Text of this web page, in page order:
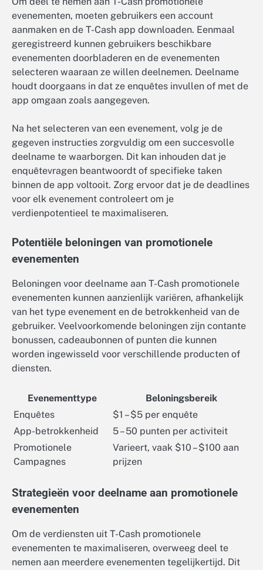
evenementen, moeten gebruikers een account
aanmaken en de T-Cash app downloaden. Eenmaal
geregistreerd kunnen gebruikers beschikbare
evenementen doorbladeren en de evenementen
selecteren waaraan ze willen deelnemen. Deelname
houdt doorgaans in dat ze enquêtes invullen of met de
app omgaan zoals aangegeven.
Na het selecteren van een evenement, volg je de
gegeven instructies zorgvuldig om een succesvolle
deelname te waarborgen. Dit kan inhouden dat je
enquêtevragen beantwoordt of specifieke taken
binnen de app voltooit. Zorg ervoor dat je de deadlines
voor elk evenement controleert om je
verdienpotentieel te maximaliseren.
Potentiële beloningen van promotionele
evenementen
Beloningen voor deelname aan T-Cash promotionele
evenementen kunnen aanzienlijk variëren, afhankelijk
van het type evenement en de betrokkenheid van de
gebruiker. Veelvoorkomende beloningen zijn contante
bonussen, cadeaubonnen of punten die kunnen
worden ingewisseld voor verschillende producten of
diensten.
Evenementtype
Beloningsbereik
Enquêtes
$1 – $5 per enquête
App-betrokkenheid
5 – 50 punten per activiteit
Promotionele
Campagnes
Varieert, vaak $10 – $100 aan
prijzen
Strategieën voor deelname aan promotionele
evenementen
Om de verdiensten uit T-Cash promotionele
evenementen te maximaliseren, overweeg deel te
nemen aan meerdere evenementen tegelijkertijd. Dit